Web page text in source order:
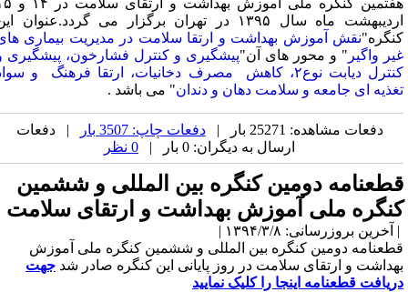
هفتمین کنگره ملی آموزش بهداشت و ارتقای سلامت در ۱۴ و ۱۵
اردیبهشت ماه سال ۱۳۹۵ در تهران برگزار می گردد.عنوان این
نقش آموزش بهداشت و ارتقا سلامت در مدیریت بیماری های
واگیر" و محور های آن"پیشگیری و کنترل فشارخون، پیشگیری و
کنترل دیابت نوع۲، کاهش مصرف دخانیات، ارتقا فرهنگ و سواد
ای جامعه و سلامت دهان و دندان" می باشد .
دفعات مشاهده: 25271 بار | دفعات چاپ: 3507 بار
| دفعات
ارسال به دیگران: 0 بار |
دومین کنگره بین المللی و ششمین
ملی آموزش بهداشت و ارتقای سلامت
بروزرسانی: ۱۳۹۴/۳/۸ |
دومین کنگره بین المللی و ششمین کنگره ملی آموزش
و ارتقای سلامت در روز پایانی این کنگره صادر شدجهت
قطعنامه اینجا را کلیک نمایید